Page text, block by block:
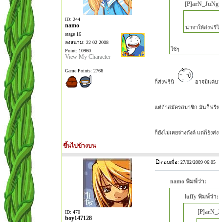
ID: 244
namo
stage 16
ลงสนาม: 22 02 2008
Point: 10960
View My Character
Game Points: 2766
น่าจาให้ส่งฟรี
ใช่ๆ
ก็ส่งฟรีนิ อาจมีแค่
แต่ถ้าสมัครสมาชิก มันก็ฟ
ก็ยังไม่เคยจ่างตังค์ แต่ก็ยัง
ขึ้นไปข้างบน
ID: 470
boy147128
ตอบเมื่อ: 27/02/2009 06:05
namo พิมพ์ว่า:
luffy พิมพ์ว่า: